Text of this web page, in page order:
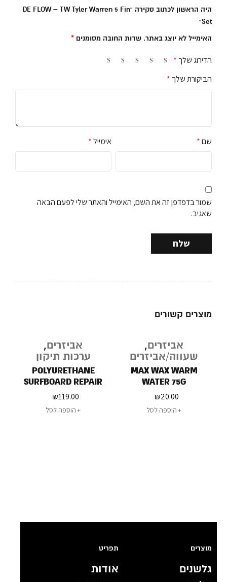
היה הראשון לכתוב סקירה “DE FLOW – TW Tyler Warren 5 Fin
Set”
האימייל לא יוצג באתר. שדות החובה מסומנים *
הדירוג שלך *
הביקורת שלך *
שם* אימייל*
שמור בדפדפן זה את השם, האימייל והאתר שלי לפעם הבאה
שאגיב.
מוצרים קשורים
אביזרים,
ערכות תיקון
POLYURETHANE
SURFBOARD REPAIR
KIT
₪119.00
הוספה לסל
אביזרים,
שעווה/אביזרים
MAX WAX WARM
WATER 75G
₪20.00
הוספה לסל
מוצרים
גלשנים
תפריט
אודות